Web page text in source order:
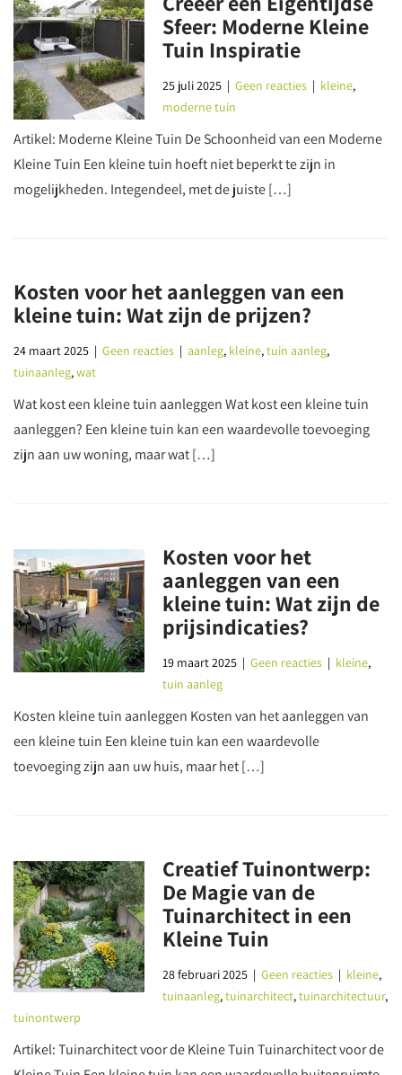
Sfeer: Moderne Kleine
Tuin Inspiratie
25 juli 2025 |Geen reacties | kleine,
moderne tuin
Artikel: Moderne Kleine Tuin De Schoonheid van een Moderne
Kleine Tuin Een kleine tuin hoeft niet beperkt te zijn in
mogelijkheden. Integendeel, met de juiste […]
Kosten voor het aanleggen van een
kleine tuin: Wat zijn de prijzen?
24 maart 2025 | Geen reacties | aanleg, kleine,tuin aanleg,
tuinaanleg,wat
Wat kost een kleine tuin aanleggen Wat kost een kleine tuin
aanleggen? Een kleine tuin kan een waardevolle toevoeging
zijn aan uw woning, maar wat […]
Kosten voor het
aanleggen van een
kleine tuin: Wat zijn de
prijsindicaties?
19 maart 2025 |Geen reacties | kleine,
tuin aanleg
Kosten kleine tuin aanleggen Kosten van het aanleggen van
een kleine tuin Een kleine tuin kan een waardevolle
toevoeging zijn aan uw huis, maar het […]
Creatief Tuinontwerp:
De Magie van de
Tuinarchitect in een
Kleine Tuin
28 februari 2025 |Geen reacties | kleine,
tuinaanleg,tuinarchitect,tuinarchitectuur,
tuinontwerp
Artikel: Tuinarchitect voor de Kleine Tuin Tuinarchitect voor de